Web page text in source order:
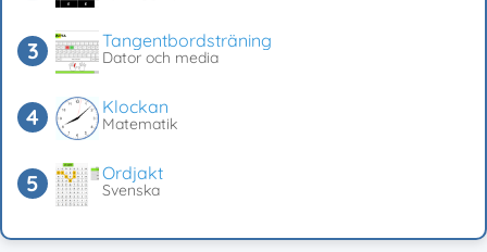
Tangentbordsträning
Dator och media
Klockan
Matematik
Ordjakt
Svenska